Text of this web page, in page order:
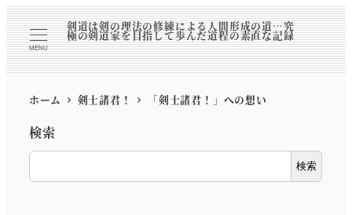
MENU
剣道は剣の理法の修練による人間形成の道…究
極の剣道家を目指して歩んだ道程の素直な記録
ホーム 剣士諸君！ 「剣士諸君！」への想い
検索
検索